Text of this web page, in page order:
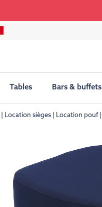
Tables Bars & buffets
Location sièges Location pouf